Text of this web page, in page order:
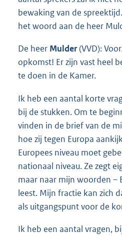
bewaking van de
het woord aan de heer
De heer Mulder(VVD):
opkomst! Er zijn vast heel
te doen in de Kamer.
Ik heb een aantal korte
bij de stukken. Om te
vinden in de brief van de
hoe zij tegen Europa
Europees niveau moet
nationaal niveau. Ze zegt
maar naar mijn woorden –
leest. Mijn fractie kan zich
als uitgangspunt voor de
Ik heb een aantal vragen,